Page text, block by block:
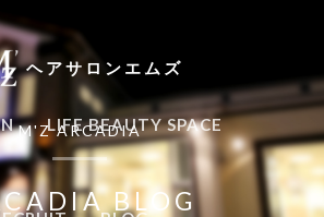
ヘアサロンエムズ
LIFE BEAUTY SPACE
M'Z ARCADIA
BLOG